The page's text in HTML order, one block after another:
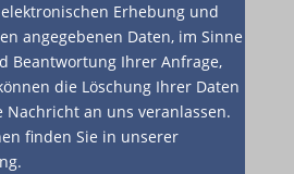
Erhebung und
angegebenen Daten, im Sinne
Beantwortung Ihrer Anfrage,
die Löschung Ihrer Daten
an uns veranlassen.
finden Sie in unserer